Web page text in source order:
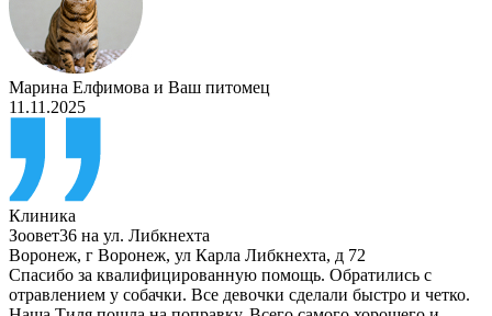
Марина Елфимова и Ваш питомец
11.11.2025
Клиника
Зоовет36 на ул. Либкнехта
Воронеж, г Воронеж, ул Карла Либкнехта, д 72
Спасибо за квалифицированную помощь. Обратились с
отравлением у собачки. Все девочки сделали быстро и четко.